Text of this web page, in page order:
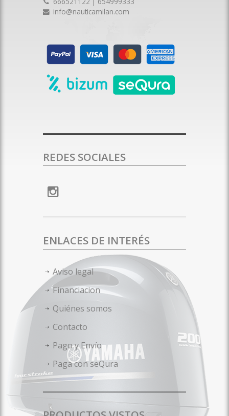
info@nauticamilan.com
REDES SOCIALES
ENLACES DE INTERÉS
Aviso legal
Financiacion
Quiénes somos
Contacto
Pago y Envío
Paga con seQura